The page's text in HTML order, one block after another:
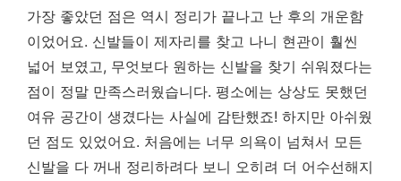
가장 좋았던 점은 역시 정리가 끝나고 난 후의 개운함
이었어요. 신발들이 제자리를 찾고 나니 현관이 훨씬
넓어 보였고, 무엇보다 원하는 신발을 찾기 쉬워졌다는
점이 정말 만족스러웠습니다. 평소에는 상상도 못했던
여유 공간이 생겼다는 사실에 감탄했죠! 하지만 아쉬웠
던 점도 있었어요. 처음에는 너무 의욕이 넘쳐서 모든
신발을 다 꺼내 정리하려다 보니 오히려 더 어수선해지